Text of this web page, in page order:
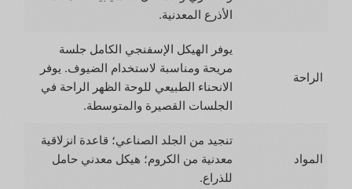
الأذرع المعدنية.
الراحة
يوفر الهيكل الإسفنجي الكامل جلسة
مريحة ومناسبة لاستخدام الضيوف. يوفر
الانحناء الطبيعي للوحة الظهر الراحة في
الجلسات القصيرة والمتوسطة.
المواد
تنجيد من الجلد الصناعي؛ قاعدة انزلاقية
معدنية من الكروم؛ هيكل معدني حامل
للذراع.